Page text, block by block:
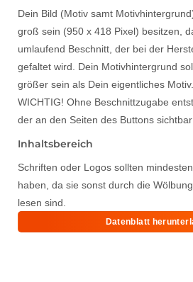
Dein Bild (Motiv samt
groß sein (950 x 418 Pixel) besitzen,
umlaufend Beschnitt, der bei der
gefaltet wird. Dein Motivhintergrund
größer sein als Dein eigentliches Motiv.
WICHTIG! Ohne Beschnittzugabe
der an den Seiten des Buttons
Inhaltsbereich
Schriften oder Logos sollten
haben, da sie sonst durch die
lesen sind.
Datenblatt